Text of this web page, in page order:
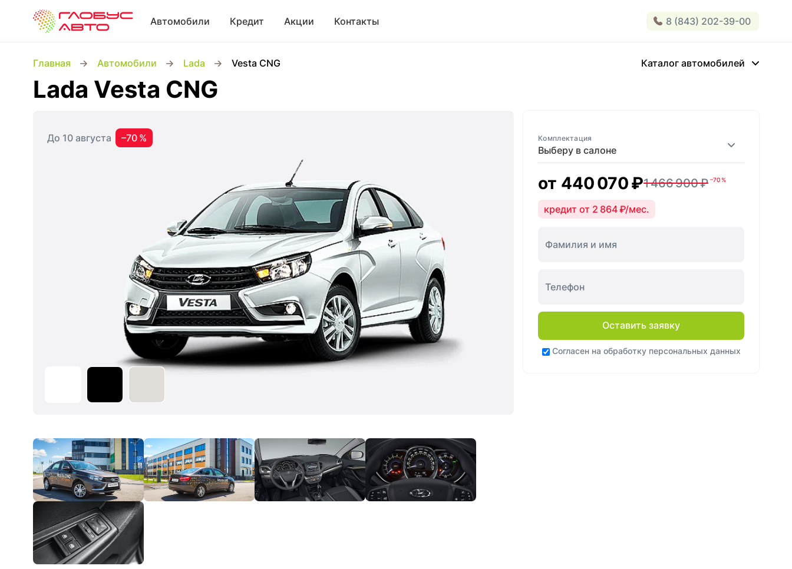
Автомобили Кредит Акции Контакты 8 (843) 202-39-00
Главная Автомобили Lada Vesta CNG Каталог автомобилей
Lada Vesta CNG
До 10 августа
–70 %
Выберу в салоне
Комплектация
от 440 070 ₽1 466 900 ₽ –70 %
кредит от 2 864 ₽/мес.
Оставить заявку
Согласен на обработку персональных данных